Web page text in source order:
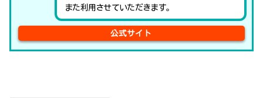
また利用させていただきます。
公式サイト